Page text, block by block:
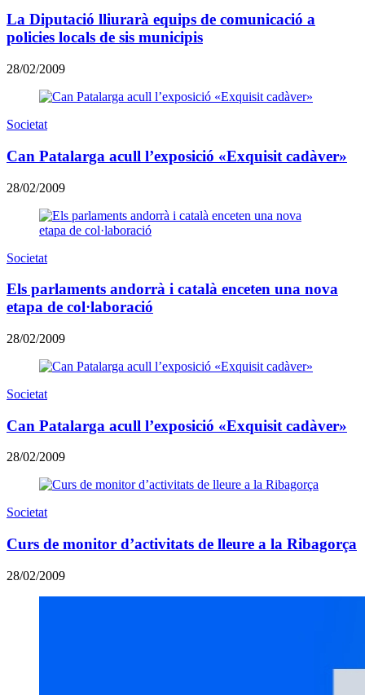
La Diputació lliurarà equips de comunicació a
policies locals de sis municipis
28/02/2009
Societat
Can Patalarga acull l’exposició «Exquisit cadàver»
28/02/2009
Societat
Els parlaments andorrà i català enceten una nova
etapa de col·laboració
28/02/2009
Societat
Can Patalarga acull l’exposició «Exquisit cadàver»
28/02/2009
Societat
Curs de monitor d’activitats de lleure a la Ribagorça
28/02/2009